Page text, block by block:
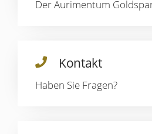
Der Aurimentum
Kontakt
Haben Sie Fragen?